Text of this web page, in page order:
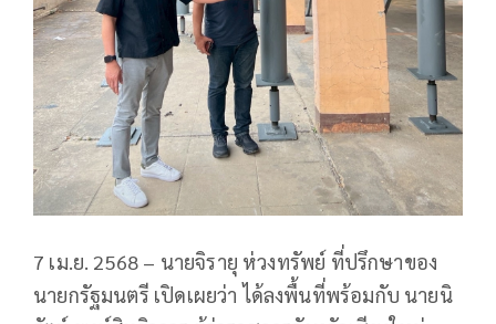
7 เม.ย. 2568 – นายจิรายุ ห่วงทรัพย์ ที่ปรึกษาของ
นายกรัฐมนตรี เปิดเผยว่า ได้ลงพื้นที่พร้อมกับ นายนิ